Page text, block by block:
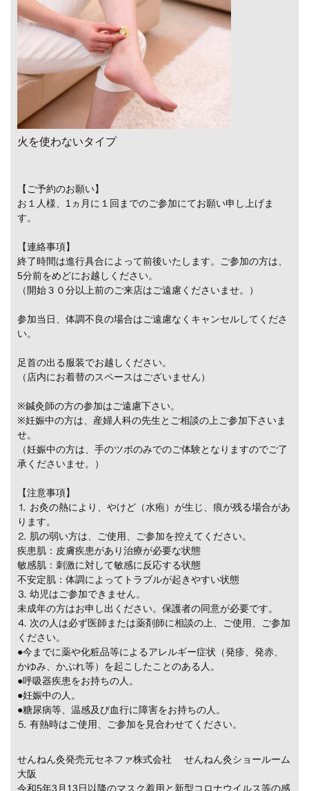
火を使わないタイプ
【ご予約のお願い】
お１人様、1ヵ月に１回までのご参加にてお願い申し上げま
す。
【連絡事項】
終了時間は進行具合によって前後いたします。ご参加の方は、
5分前をめどにお越しください。
（開始３０分以上前のご来店はご遠慮くださいませ。）
参加当日、体調不良の場合はご遠慮なくキャンセルしてくださ
い。
足首の出る服装でお越しください。
（店内にお着替のスペースはございません）
※鍼灸師の方の参加はご遠慮下さい。
※妊娠中の方は、産婦人科の先生とご相談の上ご参加下さいま
せ。
（妊娠中の方は、手のツボのみでのご体験となりますのでご了
承くださいませ。）
【注意事項】
⒈ お灸の熱により、やけど（水疱）が生じ、痕が残る場合があ
ります。
⒉ 肌の弱い方は、ご使用、ご参加を控えてください。
疾患肌：皮膚疾患があり治療が必要な状態
敏感肌：刺激に対して敏感に反応する状態
不安定肌：体調によってトラブルが起きやすい状態
⒊ 幼児はご参加できません。
未成年の方はお申し出ください。保護者の同意が必要です。
⒋ 次の人は必ず医師または薬剤師に相談の上、ご使用、ご参加
ください。
●今までに薬や化粧品等によるアレルギー症状（発疹、発赤、
かゆみ、かぶれ等）を起こしたことのある人。
●呼吸器疾患をお持ちの人。
●妊娠中の人。
●糖尿病等、温感及び血行に障害をお持ちの人。
⒌ 有熱時はご使用、ご参加を見合わせてください。
せんねん灸発売元セネファ株式会社 せんねん灸ショールーム
大阪
令和5年3月13日以降のマスク着用と新型コロナウイルス等の感